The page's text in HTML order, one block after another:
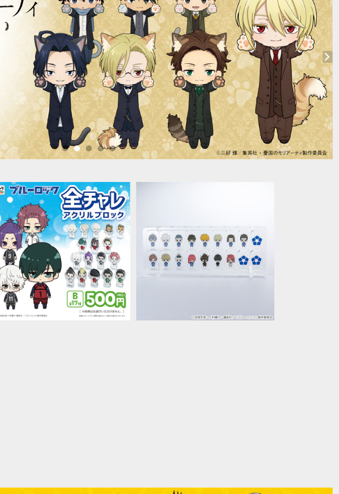
【ブルーロック】全チャレアクリルブロ
ック（B）
¥500
SOLD OUT
【ブルーロック】全チャレアクリルブロ
ック コンプリートセット（A）
¥7,500